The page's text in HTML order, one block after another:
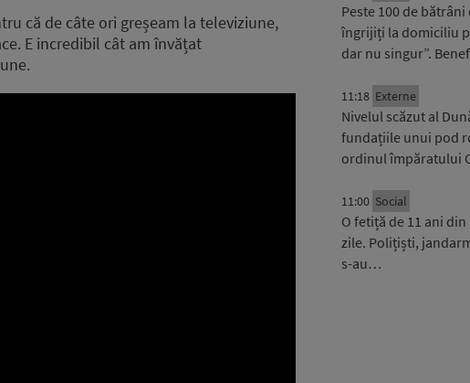
că de câte ori greșeam la televiziune,
E incredibil cât am învățat
Peste 100 de
îngrijiți la domiciliu
dar nu singur”.
11:18 Externe
Nivelul scăzut al
fundațiile unui pod
ordinul împăratului
11:00 Social
O fetiță de 11 ani
zile. Polițiști,
s-au…